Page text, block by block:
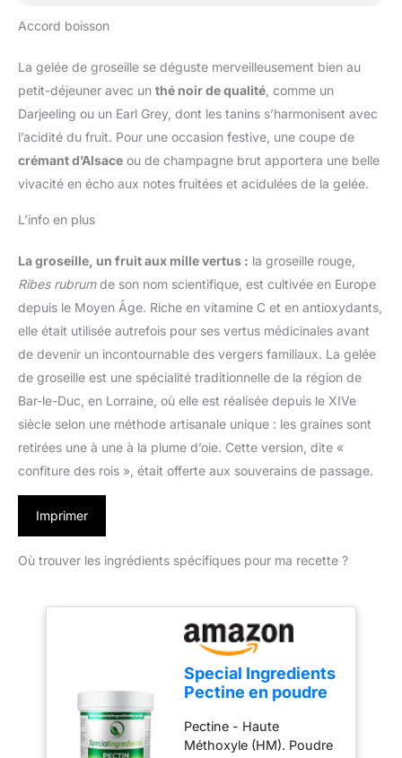
Accord boisson
La gelée de groseille se déguste merveilleusement bien au
petit-déjeuner avec un thé noir de qualité , comme un
Darjeeling ou un Earl Grey, dont les tanins s’harmonisent avec
l’acidité du fruit. Pour une occasion festive, une coupe de
crémant d’Alsace ou de champagne brut apportera une belle
vivacité en écho aux notes fruitées et acidulées de la gelée.
L’info en plus
La groseille, un fruit aux mille vertus : la groseille rouge,
Ribes rubrumde son nom scientifique, est cultivée en Europe
depuis le Moyen Âge. Riche en vitamine C et en antioxydants,
elle était utilisée autrefois pour ses vertus médicinales avant
de devenir un incontournable des vergers familiaux. La gelée
de groseille est une spécialité traditionnelle de la région de
Bar-le-Duc, en Lorraine, où elle est réalisée depuis le XIVe
siècle selon une méthode artisanale unique : les graines sont
retirées une à une à la plume d’oie. Cette version, dite «
confiture des rois », était offerte aux souverains de passage.
Imprimer
Où trouver les ingrédients spécifiques pour ma recette ?
Special Ingredients
Pectine en poudre
confiture,
marmelade,
Pectine - Haute
Méthoxyle (HM). Poudre